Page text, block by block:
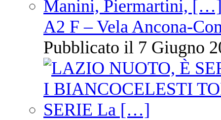
A2 F – Vela Ancona-
Pubblicato il 7 Giugno